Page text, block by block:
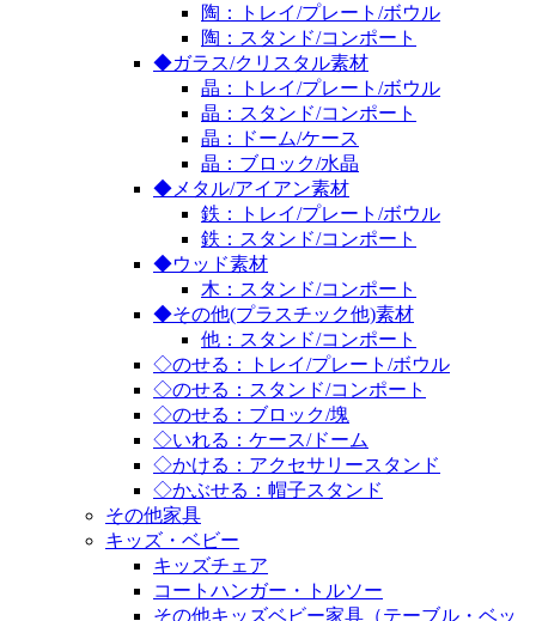
陶：トレイ/プレート/ボウル
陶：スタンド/コンポート
◆ガラス/クリスタル素材
晶：トレイ/プレート/ボウル
晶：スタンド/コンポート
晶：ドーム/ケース
晶：ブロック/水晶
◆メタル/アイアン素材
鉄：トレイ/プレート/ボウル
鉄：スタンド/コンポート
◆ウッド素材
木：スタンド/コンポート
◆その他(プラスチック他)素材
他：スタンド/コンポート
◇のせる：トレイ/プレート/ボウル
◇のせる：スタンド/コンポート
◇のせる：ブロック/塊
◇いれる：ケース/ドーム
◇かける：アクセサリースタンド
◇かぶせる：帽子スタンド
その他家具
キッズ・ベビー
キッズチェア
コートハンガー・トルソー
その他キッズベビー家具（テーブル・ベッ